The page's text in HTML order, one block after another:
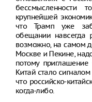
бессмысленности
крупнейшей
что Трамп уже
обещании навсегда
возможно, на самом
Москве и Пекине,
потому
Китай стало
что российско-
когда-либо.